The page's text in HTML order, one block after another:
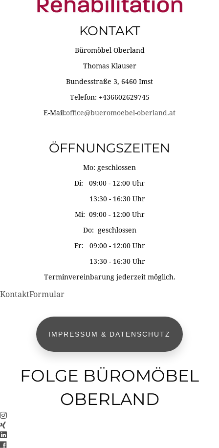
KONTAKT
Büromöbel Oberland
Thomas Klauser
Bundesstraße 3, 6460 Imst
Telefon: +436602629745
E-Mail:office@bueromoebel-oberland.at
ÖFFNUNGSZEITEN
Mo: geschlossen
Di: 09:00 - 12:00 Uhr
13:30 - 16:30 Uhr
Mi: 09:00 - 12:00 Uhr
Do: geschlossen
Fr: 09:00 - 12:00 Uhr
13:30 - 16:30 Uhr
Terminvereinbarung jederzeit möglich.
KontaktFormular
IMPRESSUM & DATENSCHUTZ
FOLGE BÜROMÖBEL
OBERLAND